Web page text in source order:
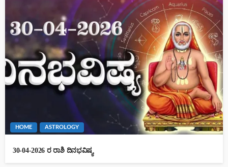
HOME ASTROLOGY
30-04-2026 ರ ರಾಶಿ ದಿನಭವಿಷ್ಯ